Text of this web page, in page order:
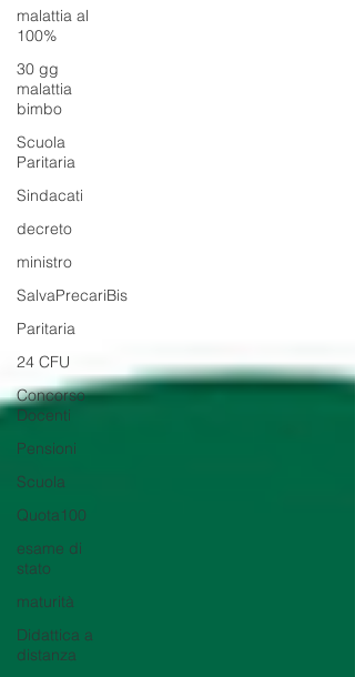
malattia al
100%
30 gg
malattia
bimbo
Scuola
Paritaria
Sindacati
decreto
ministro
SalvaPrecariBis
Paritaria
24 CFU
Concorso
Docenti
Pensioni
Scuola
Quota100
esame di
stato
maturità
Didattica a
distanza